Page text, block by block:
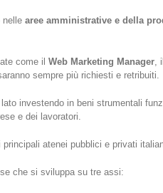
nelle aree amministrative e della
come il Web Marketing Manager , il
sempre più richiesti e retribuiti.
lato investendo in beni strumentali
e dei lavoratori.
atenei pubblici e privati
che si sviluppa su tre assi: